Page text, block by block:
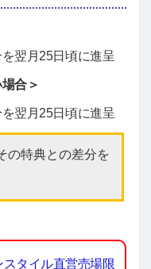
翌月25日頃に進呈
合＞
翌月25日頃に進呈
の特典との差分を
タイル直営売場限